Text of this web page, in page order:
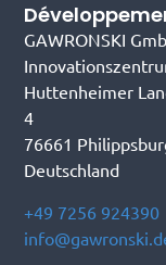
GAWRONSKI
Huttenheimer
4
76661
Deutschland
+49 7256 924390